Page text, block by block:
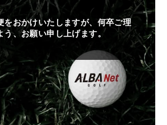
をおかけいたしますが、何卒ご理
う、お願い申し上げます。